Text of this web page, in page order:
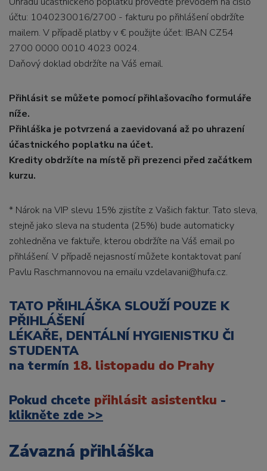
účtu: 1040230016/2700 - fakturu po přihlášení obdržíte
mailem. V případě platby v € použijte účet: IBAN CZ54
2700 0000 0010 4023 0024.
Daňový doklad obdržíte na Váš email.
Přihlásit se můžete pomocí přihlašovacího formuláře
níže.
Přihláška je potvrzená a zaevidovaná až po uhrazení
účastnického poplatku na účet.
Kredity obdržíte na místě při prezenci před začátkem
kurzu.
* Nárok na VIP slevu 15% zjistíte z Vašich faktur. Tato sleva,
stejně jako sleva na studenta (25%) bude automaticky
zohledněna ve faktuře, kterou obdržíte na Váš email po
přihlášení. V případě nejasností můžete kontaktovat paní
Pavlu Raschmannovou na emailu vzdelavani@hufa.cz.
TATO PŘIHLÁŠKA SLOUŽÍ POUZE K
PŘIHLÁŠENÍ
LÉKAŘE, DENTÁLNÍ HYGIENISTKU ČI
STUDENTA
na termín 18. listopadu do Prahy
Pokud chcete přihlásit asistentku -
klikněte zde >>
Závazná přihláška